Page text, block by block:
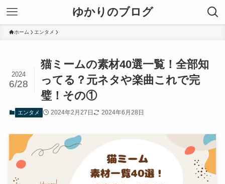
ゆかりのブログ
ホーム エンタメ
猫ミームの素材40選一覧！全部知
ってる？元ネタや楽曲これで完
璧！その①
2024
6/28
エンタメ 2024年2月27日 2024年6月28日